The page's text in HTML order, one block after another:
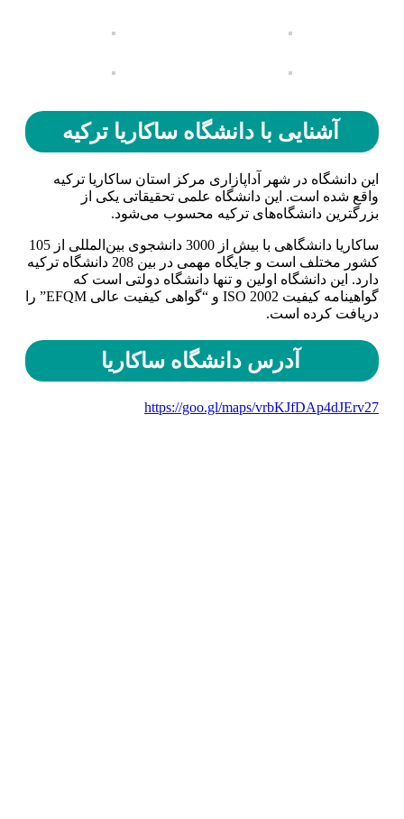
آشنایی با دانشگاه ساکاریا ترکیه
این دانشگاه در شهر آداپازاری مرکز استان ساکاریا ترکیه
واقع شده است. این دانشگاه علمی تحقیقاتی یکی از
بزرگترین دانشگاه‌های ترکیه محسوب می‌شود.
ساکاریا دانشگاهی با بیش از 3000 دانشجوی بین‌المللی از 105
کشور مختلف است و جایگاه مهمی در بین 208 دانشگاه ترکیه
دارد. این دانشگاه اولین و تنها دانشگاه دولتی است که
گواهینامه کیفیت ISO 2002 و “گواهی کیفیت عالی EFQM” را
دریافت کرده است.
آدرس دانشگاه ساکاریا
https://goo.gl/maps/vrbKJfDAp4dJErv27